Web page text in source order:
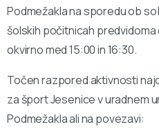
Podmežakla na sporedu ob
šolskih počitnicah
okvirno med 15:00 in 16:30.
Točen razpored aktivnosti
za šport Jesenice v uradnem
Podmežakla ali na povezavi: